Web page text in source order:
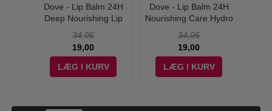
Dove - Lip Balm 24H
Deep Nourishing Lip
34,95
19,00
LÆG I KURV
Dove - Lip Balm 24H
Nourishing Care Hydro
34,95
19,00
LÆG I KURV